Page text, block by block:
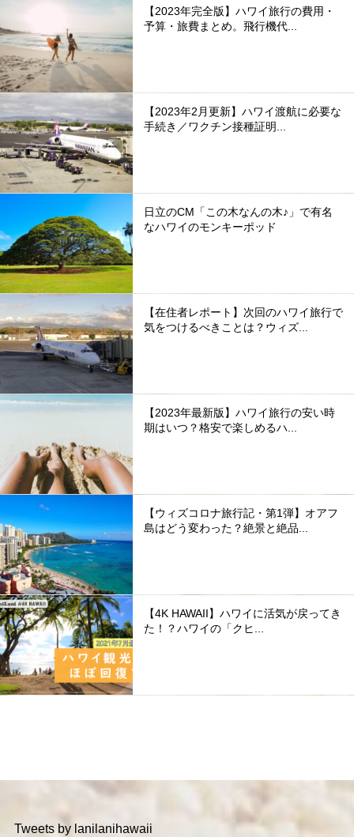
【2023年完全版】ハワイ旅行の費用・
予算・旅費まとめ。飛行機代...
【2023年2月更新】ハワイ渡航に必要な
手続き／ワクチン接種証明...
日立のCM「この木なんの木♪」で有名
なハワイのモンキーポッド
【在住者レポート】次回のハワイ旅行で
気をつけるべきことは？ウィズ...
【2023年最新版】ハワイ旅行の安い時
期はいつ？格安で楽しめるハ...
【ウィズコロナ旅行記・第1弾】オアフ
島はどう変わった？絶景と絶品...
【4K HAWAII】ハワイに活気が戻ってき
た！？ハワイの「クヒ...
Tweets by lanilanihawaii